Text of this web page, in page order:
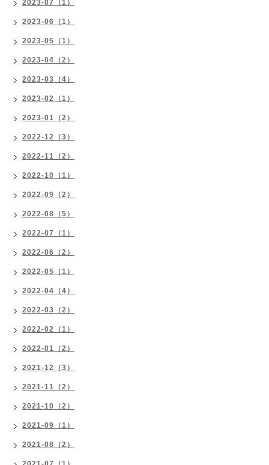
2023-07（1）
2023-06（1）
2023-05（1）
2023-04（2）
2023-03（4）
2023-02（1）
2023-01（2）
2022-12（3）
2022-11（2）
2022-10（1）
2022-09（2）
2022-08（5）
2022-07（1）
2022-06（2）
2022-05（1）
2022-04（4）
2022-03（2）
2022-02（1）
2022-01（2）
2021-12（3）
2021-11（2）
2021-10（2）
2021-09（1）
2021-08（2）